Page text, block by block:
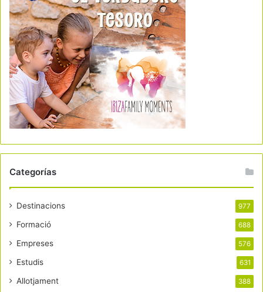
Categorías
Destinacions 977
Formació 688
Empreses 576
Estudis 631
Allotjament 388